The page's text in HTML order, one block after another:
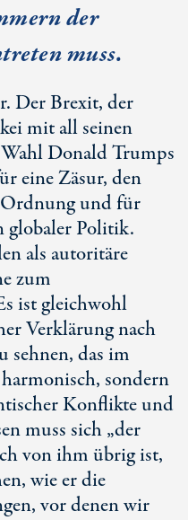
der
muss.
Der Brexit, der
mit all seinen
Donald Trumps
eine Zäsur, den
und für
globaler Politik.
als autoritäre
zum
ist gleichwohl
Verklärung nach
sehnen, das im
sondern
Konflikte und
muss sich „der
von ihm übrig ist,
wie er die
vor denen wir